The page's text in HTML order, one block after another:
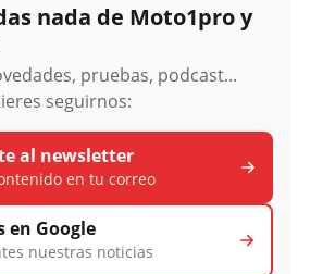
nada de Moto1pro y
pruebas, podcast...
seguirnos:
al newsletter
en tu correo
en Google
nuestras noticias